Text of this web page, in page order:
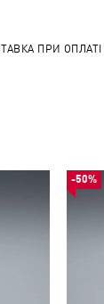
ПРИ ОПЛАТІ
-50%